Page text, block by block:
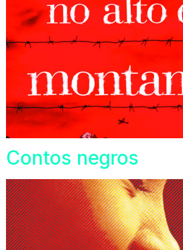
Contos negros